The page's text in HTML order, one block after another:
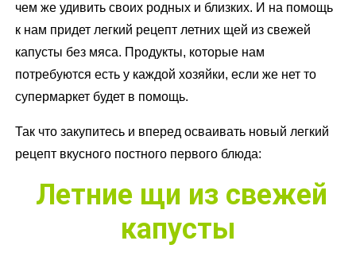
чем же удивить своих родных и близких. И на помощь
к нам придет легкий рецепт летних щей из свежей
капусты без мяса. Продукты, которые нам
потребуются есть у каждой хозяйки, если же нет то
супермаркет будет в помощь.
Так что закупитесь и вперед осваивать новый легкий
рецепт вкусного постного первого блюда:
Летние щи из свежей
капусты